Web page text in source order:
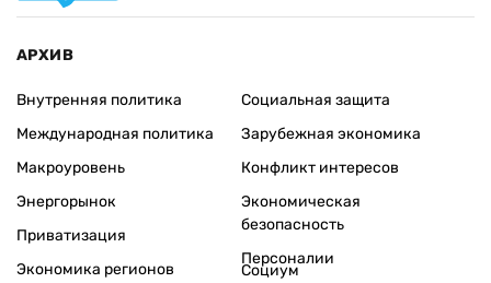
АРХИВ
Внутренняя политика
Международная политика
Макроуровень
Энергорынок
Приватизация
Экономика регионов
Социальная защита
Зарубежная экономика
Конфликт интересов
Экономическая
безопасность
Персоналии
Социум